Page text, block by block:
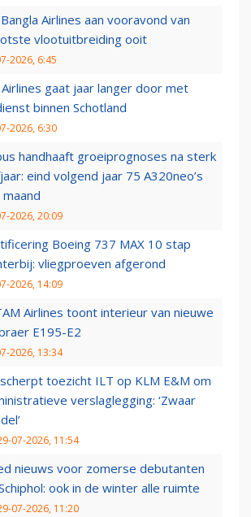
Airlines aan vooravond van
vlootuitbreiding ooit
2026, 6:45
Airlines gaat jaar langer door met
binnen Schotland
2026, 6:30
handhaaft groeiprognoses na sterk
eind volgend jaar 75 A320neo’s
2026, 20:09
Boeing 737 MAX 10 stap
vliegproeven afgerond
2026, 14:09
Airlines toont interieur van nieuwe
E195-E2
2026, 13:34
toezicht ILT op KLM E&M om
verslaglegging: ‘Zwaar
07-2026, 11:54
nieuws voor zomerse debutanten
ook in de winter alle ruimte
07-2026, 11:20